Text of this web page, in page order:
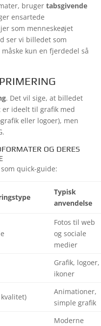
brugertabsgivende
ensartede
som menneskeøjet
ser vi billedet som
kun en fjerdedel så
. Det vil sige, at billedet
er ideelt til grafik med
eller logoer), men
OG DERES
quick-guide:
Typisk
anvendelse
Fotos til web
og sociale
medier
Grafik, logoer,
ikoner
Animationer,
simple grafik
Moderne